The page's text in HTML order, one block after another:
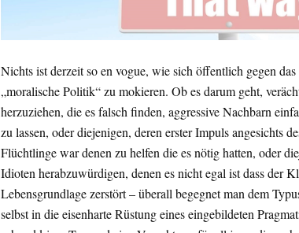
Nichts ist derzeit so en vogue, wie sich öffentlich gegen
„moralische Politik“ zu mokieren. Ob es darum geht,
herzuziehen, die es falsch finden, aggressive Nachbarn
zu lassen, oder diejenigen, deren erster Impuls angesichts
Flüchtlinge war denen zu helfen die es nötig hatten, oder
Idioten herabzuwürdigen, denen es nicht egal ist dass der
Lebensgrundlage zerstört – überall begegnet man dem
selbst in die eisenharte Rüstung eines eingebildeten